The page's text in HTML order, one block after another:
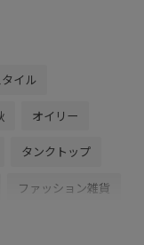
イル
オイリー
タンクトップ
ファッション雑貨